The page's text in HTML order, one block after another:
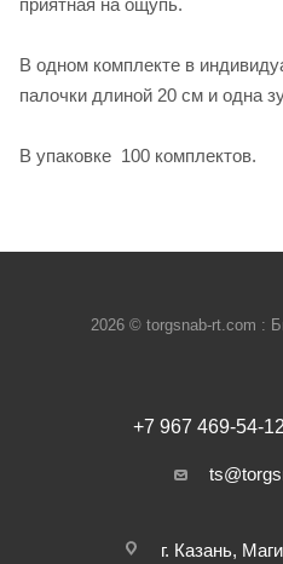
приятная на ощупь.
В одном комплекте в
палочки длиной 20 см и одна
В упаковке 100 комплектов.
2026 © torgsnab-rt.com :
+7 967 469-54-12
г. Казань,